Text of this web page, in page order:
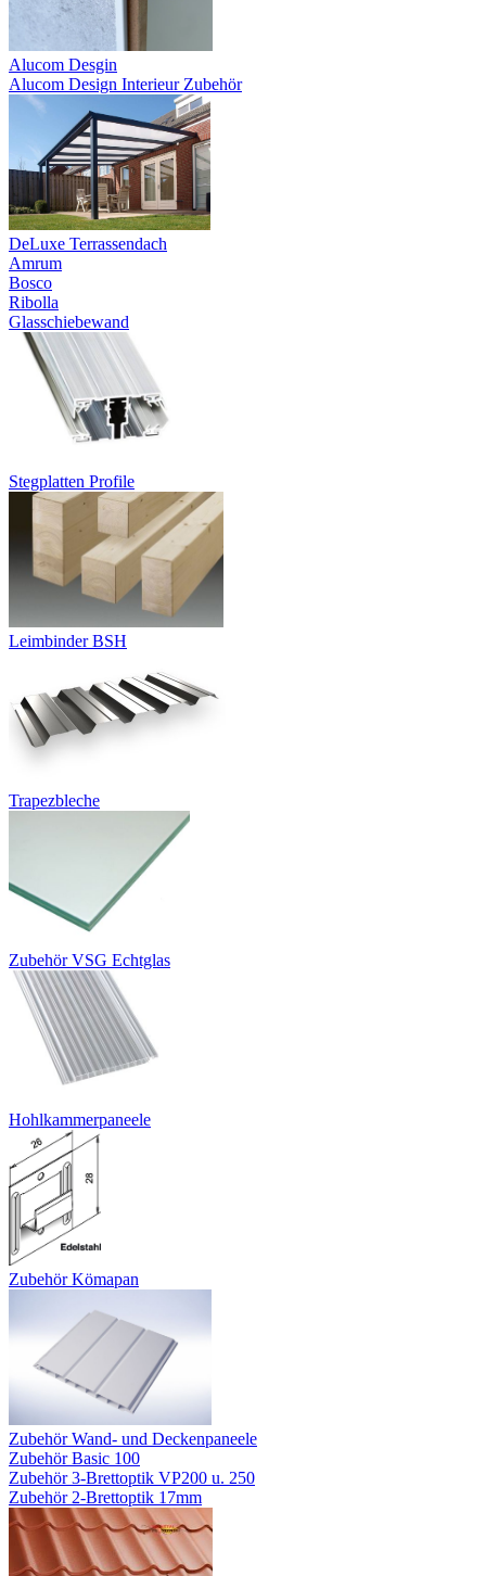
Alucom Desgin
Alucom Design Interieur Zubehör
DeLuxe Terrassendach
Amrum
Bosco
Ribolla
Glasschiebewand
Stegplatten Profile
Leimbinder BSH
Trapezbleche
Zubehör VSG Echtglas
Hohlkammerpaneele
Zubehör Kömapan
Zubehör Wand- und Deckenpaneele
Zubehör Basic 100
Zubehör 3-Brettoptik VP200 u. 250
Zubehör 2-Brettoptik 17mm